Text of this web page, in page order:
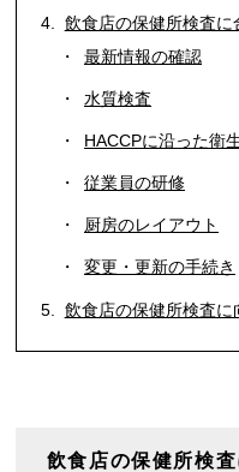
飲食店の保健所検査に
最新情報の確認
水質検査
HACCPに沿った衛
従業員の研修
厨房のレイアウト
変更・更新の手続き
飲食店の保健所検査に
飲食店の保健所検